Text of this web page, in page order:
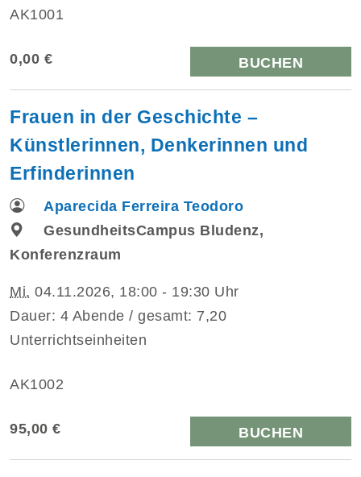
AK1001
0,00 € BUCHEN
Frauen in der Geschichte –
Künstlerinnen, Denkerinnen und
Erfinderinnen
Aparecida Ferreira Teodoro
GesundheitsCampus Bludenz,
Konferenzraum
Mi. 04.11.2026, 18:00 - 19:30 Uhr
Dauer: 4 Abende / gesamt: 7,20
Unterrichtseinheiten
AK1002
95,00 € BUCHEN